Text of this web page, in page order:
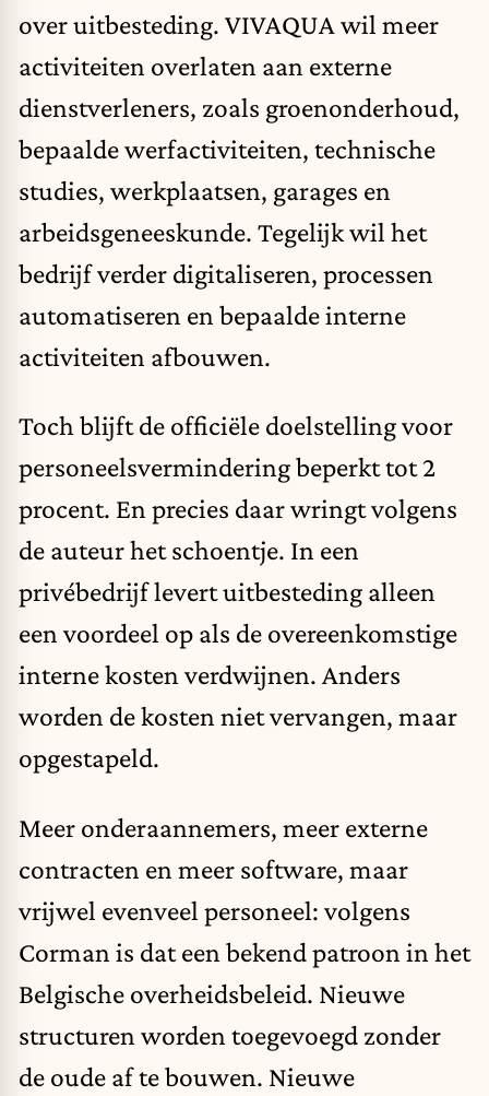
over uitbesteding. VIVAQUA wil meer
activiteiten overlaten aan externe
dienstverleners, zoals groenonderhoud,
bepaalde werfactiviteiten, technische
studies, werkplaatsen, garages en
arbeidsgeneeskunde. Tegelijk wil het
bedrijf verder digitaliseren, processen
automatiseren en bepaalde interne
activiteiten afbouwen.
Toch blijft de officiële doelstelling voor
personeelsvermindering beperkt tot 2
procent. En precies daar wringt volgens
de auteur het schoentje. In een
privébedrijf levert uitbesteding alleen
een voordeel op als de overeenkomstige
interne kosten verdwijnen. Anders
worden de kosten niet vervangen, maar
opgestapeld.
Meer onderaannemers, meer externe
contracten en meer software, maar
vrijwel evenveel personeel: volgens
Corman is dat een bekend patroon in het
Belgische overheidsbeleid. Nieuwe
structuren worden toegevoegd zonder
de oude af te bouwen. Nieuwe